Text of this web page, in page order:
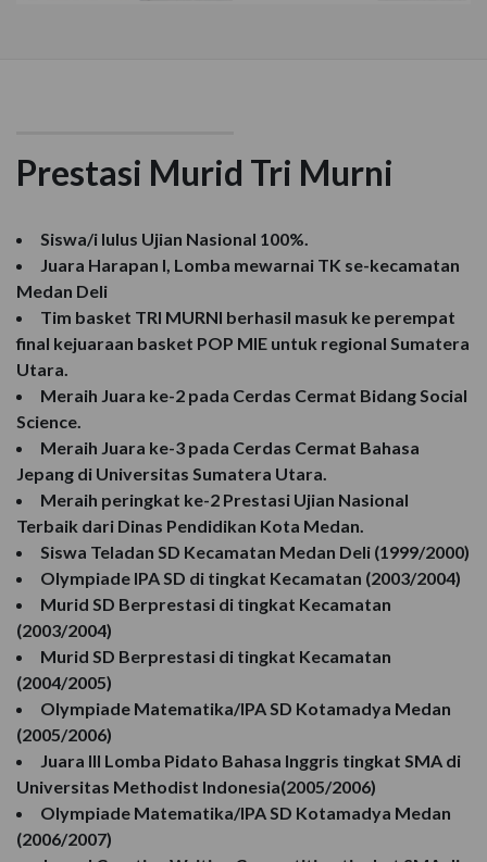
Prestasi Murid Tri Murni
Siswa/i lulus Ujian Nasional 100%.
Juara Harapan I, Lomba mewarnai TK se-kecamatan
Medan Deli
Tim basket TRI MURNI berhasil masuk ke perempat
final kejuaraan basket POP MIE untuk regional Sumatera
Utara.
Meraih Juara ke-2 pada Cerdas Cermat Bidang Social
Science.
Meraih Juara ke-3 pada Cerdas Cermat Bahasa
Jepang di Universitas Sumatera Utara.
Meraih peringkat ke-2 Prestasi Ujian Nasional
Terbaik dari Dinas Pendidikan Kota Medan.
Siswa Teladan SD Kecamatan Medan Deli (1999/2000)
Olympiade IPA SD di tingkat Kecamatan (2003/2004)
Murid SD Berprestasi di tingkat Kecamatan
(2003/2004)
Murid SD Berprestasi di tingkat Kecamatan
(2004/2005)
Olympiade Matematika/IPA SD Kotamadya Medan
(2005/2006)
Juara III Lomba Pidato Bahasa Inggris tingkat SMA di
Universitas Methodist Indonesia(2005/2006)
Olympiade Matematika/IPA SD Kotamadya Medan
(2006/2007)